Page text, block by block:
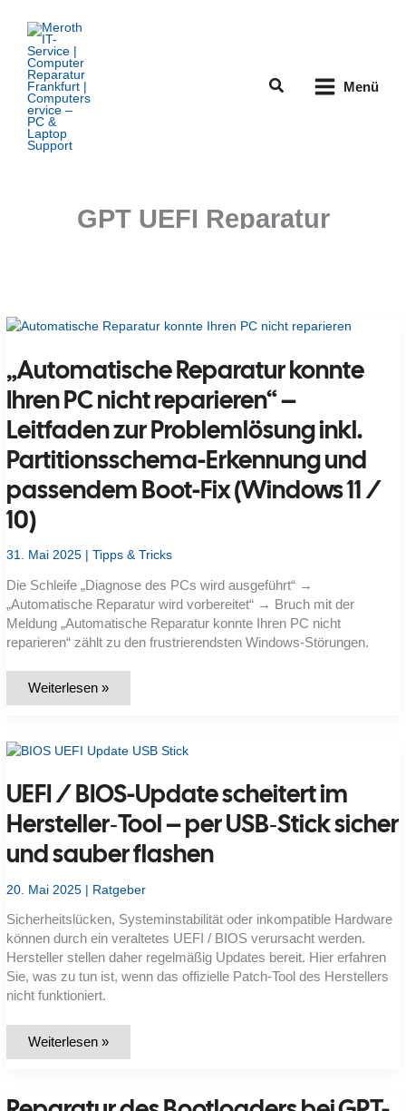
Inhalt
springen
Suchen Menü
GPT UEFI Reparatur
„Automatische Reparatur konnte
Ihren PC nicht reparieren“ –
Leitfaden zur Problemlösung inkl.
Partitionsschema-Erkennung und
passendem Boot-Fix (Windows 11 /
10)
31. Mai 2025 |Tipps & Tricks
Die Schleife „Diagnose des PCs wird ausgeführt“ →
„Automatische Reparatur wird vorbereitet“ → Bruch mit der
Meldung „Automatische Reparatur konnte Ihren PC nicht
reparieren“ zählt zu den frustrierendsten Windows-Störungen.
„Automatische
nicht
Leitfaden
zur
Problemlösung
inkl.
Erkennung
und
Boot-
(Windows
11
/
10)
Weiterlesen »
UEFI / BIOS-Update scheitert im
Hersteller‑Tool – per USB‑Stick sicher
und sauber flashen
20. Mai 2025 Ratgeber
Sicherheitslücken, Systeminstabilität oder inkompatible Hardware
können durch ein veraltetes UEFI / BIOS verursacht werden.
Hersteller stellen daher regelmäßig Updates bereit. Hier erfahren
Sie, was zu tun ist, wenn das offizielle Patch-Tool des Herstellers
nicht funktioniert.
UEFI
im
Weiterlesen »